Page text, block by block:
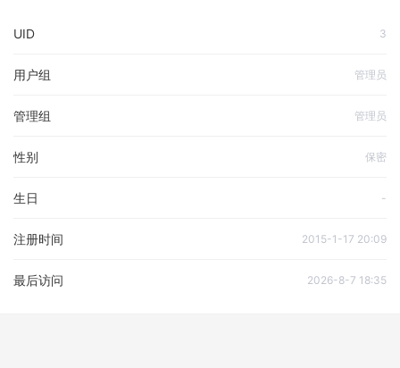
UID 3
用户组 管理员
管理组 管理员
性别 保密
生日 -
注册时间 2015-1-17 20:09
最后访问 2026-8-7 18:35